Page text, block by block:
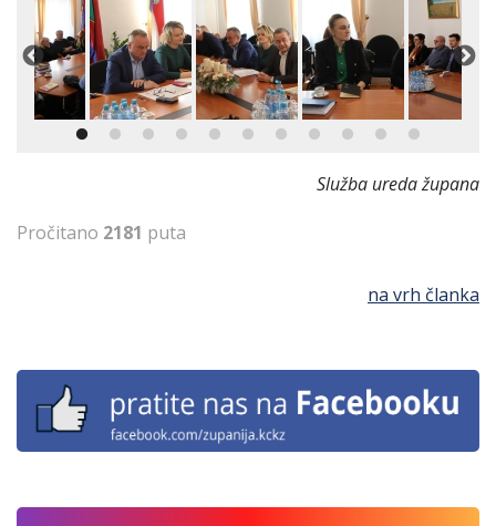
Služba ureda župana
Pročitano 2181 puta
na vrh članka